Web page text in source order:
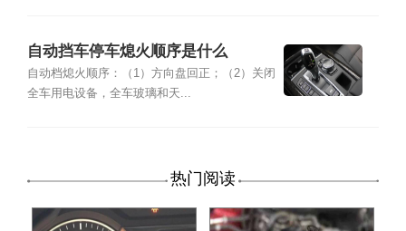
自动挡车停车熄火顺序是什么
自动档熄火顺序：（1）方向盘回正；（2）关闭
全车用电设备，全车玻璃和天...
热门阅读